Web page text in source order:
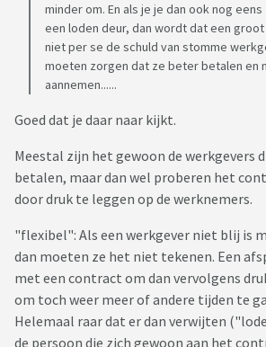
minder om. En als je je dan ook nog
een loden deur, dan wordt dat een
niet per se de schuld van stomme
moeten zorgen dat ze beter betalen en
aannemen......
Goed dat je daar naar kijkt.
Meestal zijn het gewoon de werkgevers
betalen, maar dan wel proberen het
door druk te leggen op de werknemers.
"flexibel": Als een werkgever niet blij is
dan moeten ze het niet tekenen. Een
met een contract om dan vervolgens
om toch weer meer of andere tijden te
Helemaal raar dat er dan verwijten
de persoon die zich gewoon aan het